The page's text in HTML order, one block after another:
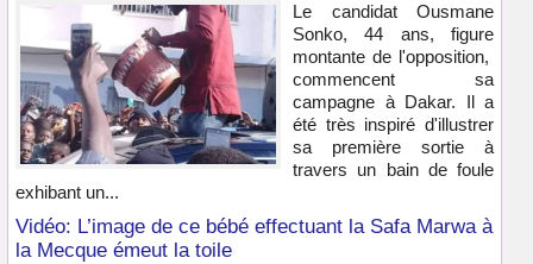
Le candidat Ousmane
Sonko, 44 ans, figure
montante de l'opposition,
commencent sa
campagne à Dakar. Il a
été très inspiré d'illustrer
sa première sortie à
travers un bain de foule
exhibant un...
Vidéo: L’image de ce bébé effectuant la Safa Marwa à
la Mecque émeut la toile